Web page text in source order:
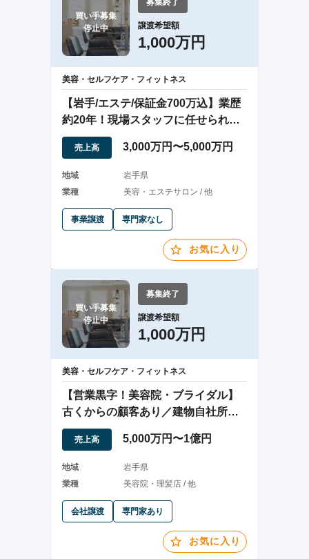
買い手募集
停止中
募集終了
譲渡希望額
1,000万円
美容・セルフケア・フィットネス
【岩手/エステ/保証金700万込】業歴
約20年！現場スタッフに任せられる
店舗
売上高 3,000万円〜5,000万円
地域
岩手県
業種
美容・エステサロン / 他
事業譲渡 専門家なし
お気に入り
買い手募集
停止中
募集終了
譲渡希望額
1,000万円
美容・セルフケア・フィットネス
【営業黒字！美容院・ブライダル】
古くからの顧客あり／建物自社所有
／人流増加見込み
売上高 5,000万円〜1億円
地域
岩手県
業種
美容院・理髪店 / 他
会社譲渡 専門家あり
お気に入り